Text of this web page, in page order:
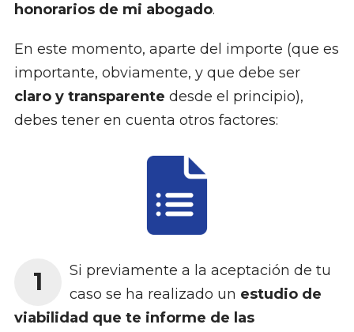
honorarios de mi abogado.
En este momento, aparte del importe (que es
importante, obviamente, y que debe ser
claro y transparente desde el principio),
debes tener en cuenta otros factores:
1
Si previamente a la aceptación de tu
caso se ha realizado un estudio de
viabilidad que te informe de las